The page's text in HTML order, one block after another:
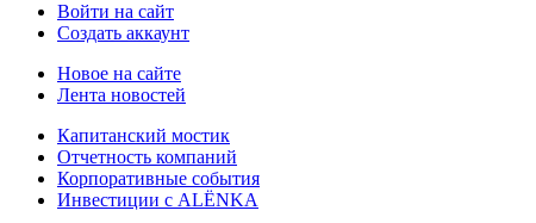
Войти на сайт
Создать аккаунт
Новое на сайте
Лента новостей
Капитанский мостик
Отчетность компаний
Корпоративные события
Инвестиции с ALЁNKA